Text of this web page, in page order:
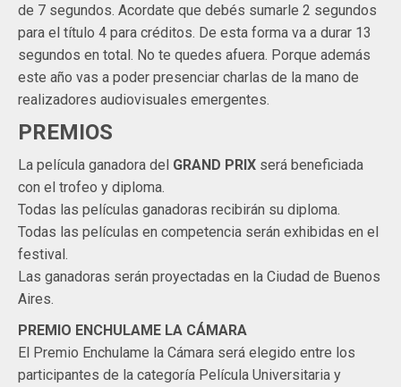
de 7 segundos. Acordate que debés sumarle 2 segundos
para el título 4 para créditos. De esta forma va a durar 13
segundos en total. No te quedes afuera. Porque además
este año vas a poder presenciar charlas de la mano de
realizadores audiovisuales emergentes.
PREMIOS
La película ganadora del GRAND PRIX será beneficiada
con el trofeo y diploma.
Todas las películas ganadoras recibirán su diploma.
Todas las películas en competencia serán exhibidas en el
festival.
Las ganadoras serán proyectadas en la Ciudad de Buenos
Aires.
PREMIO ENCHULAME LA CÁMARA
El Premio Enchulame la Cámara será elegido entre los
participantes de la categoría Película Universitaria y